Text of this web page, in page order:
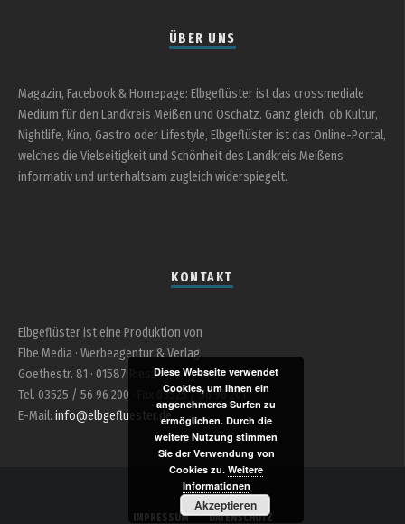
ÜBER UNS
Magazin, Facebook & Homepage: Elbgeflüster ist das crossmediale
Medium für den Landkreis Meißen und Oschatz. Ganz gleich, ob Kultur,
Nightlife, Kino, Gastro oder Lifestyle, Elbgeflüster ist das Online-Portal,
welches die Vielseitigkeit und Schönheit des Landkreis Meißens
informativ und unterhaltsam zugleich widerspiegelt.
KONTAKT
Elbgeflüster ist eine Produktion von
Elbe Media · Werbeagentur & Verlag
Goethestr. 81 · 01587 Riesa
Tel. 03525 / 56 96 200 · Fax 03525 / 56 96 201
E-Mail: info@elbgefluester.de
IMPRESSUM DATENSCHUTZ
Diese Webseite verwendet
Cookies, um Ihnen ein
angenehmeres Surfen zu
ermöglichen. Durch die
weitere Nutzung stimmen
Sie der Verwendung von
Cookies zu. Weitere
Informationen
Akzeptieren